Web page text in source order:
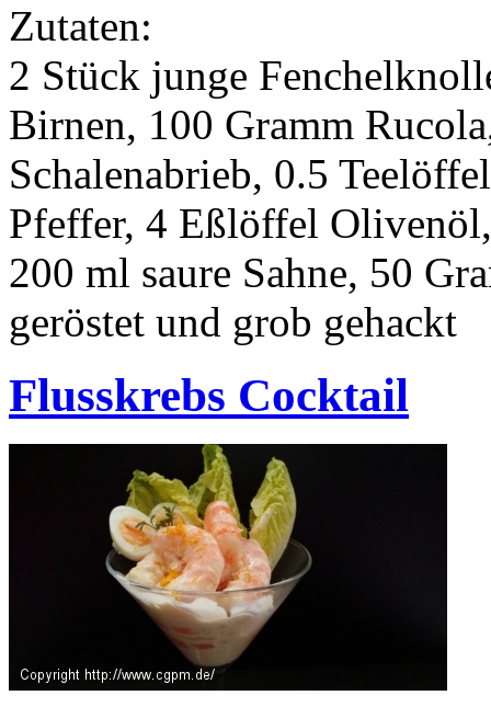
Zutaten:
2 Stück junge
Birnen, 100 Gramm
Schalenabrieb, 0.5
Pfeffer, 4 Eßlöffel
200 ml saure Sahne, 50
geröstet und grob gehackt
Flusskrebs Cocktail